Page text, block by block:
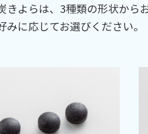
きよらは、3種類の形状から
みに応じてお選びください。